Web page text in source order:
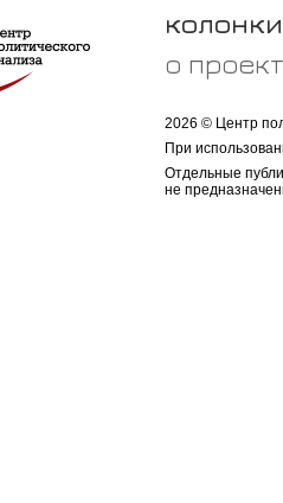
колонки
о
2026 © Центр
При
Отдельные
не